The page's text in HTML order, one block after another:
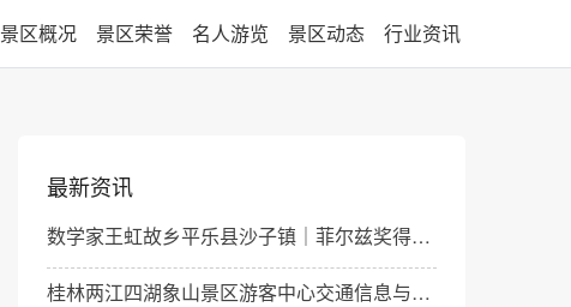
景区概况 景区荣誉 名人游览 景区动态 行业资讯
最新资讯
数学家王虹故乡平乐县沙子镇｜菲尔兹奖得主百年难题攻克者
桂林两江四湖象山景区游客中心交通信息与游览指南